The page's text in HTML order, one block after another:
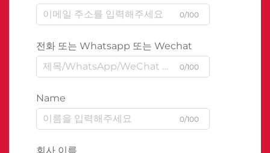
0/100
전화 또는 Whatsapp 또는 Wechat
0/100
Name
0/100
회사 이름